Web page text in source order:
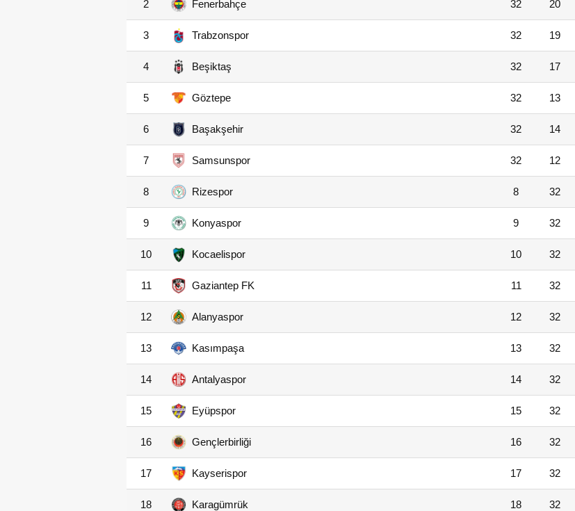
2 Fenerbahçe 32 20
3 Trabzonspor 32 19
4 Beşiktaş 32 17
5 Göztepe 32 13
6 Başakşehir 32 14
7 Samsunspor 32 12
8 Rizespor 8 32
9 Konyaspor 9 32
10 Kocaelispor 10 32
11 Gaziantep FK 11 32
12 Alanyaspor 12 32
13 Kasımpaşa 13 32
14 Antalyaspor 14 32
15 Eyüpspor 15 32
16 Gençlerbirliği 16 32
17 Kayserispor 17 32
18 Karagümrük 18 32